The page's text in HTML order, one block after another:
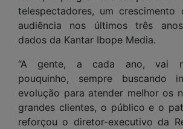
telespectadores, um crescimento
audiência nos últimos três
dados da Kantar Ibope Media.
“A gente, a cada ano, vai
pouquinho, sempre buscando
evolução para atender melhor os
grandes clientes, o público e o
reforçou o diretor-executivo da